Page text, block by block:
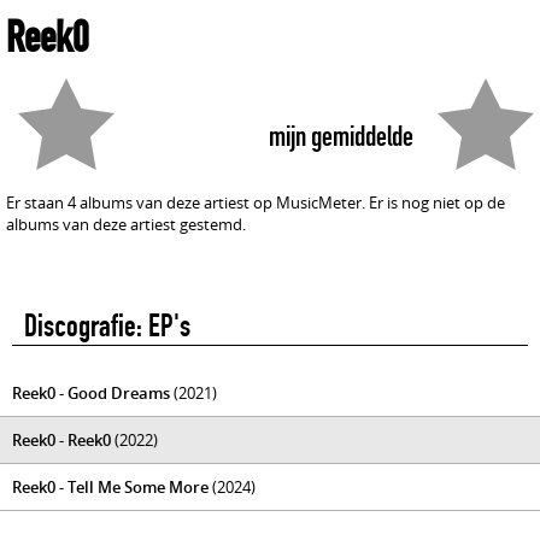
Reek0
mijn gemiddelde
Er staan 4 albums van deze artiest op MusicMeter. Er is nog niet op de
albums van deze artiest gestemd.
Discografie: EP's
Reek0 - Good Dreams(2021)
Reek0 - Reek0(2022)
Reek0 - Tell Me Some More(2024)